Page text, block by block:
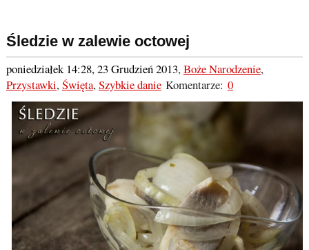
Śledzie w zalewie octowej
poniedziałek 14:28, 23 Grudzień 2013,Boże Narodzenie,
Przystawki,Święta,Szybkie danieKomentarze: 0